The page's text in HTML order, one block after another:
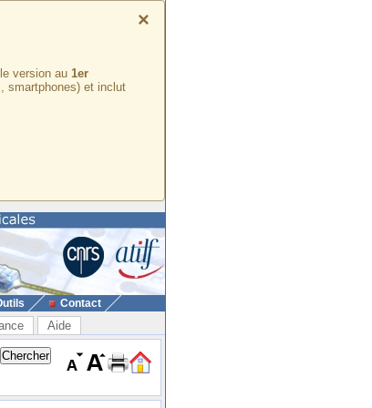
×
version au 1er
smartphones) et inclut
Contact
Aide